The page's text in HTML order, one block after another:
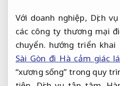
Với doanh nghiệp, Dịch
các công ty thương mại
chuyển. hướng triển khai
Sài Gòn đi Hà cảm giác
“xương sống” trong quy